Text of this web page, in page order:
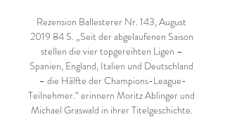
Rezension Ballesterer Nr. 143, August
2019 84 S. „Seit der abgelaufenen Saison
stellen die vier topgereihten Ligen –
Spanien, England, Italien und Deutschland
– die Hälfte der Champions-League-
Teilnehmer.“ erinnern Moritz Ablinger und
Michael Graswald in ihrer Titelgeschichte.